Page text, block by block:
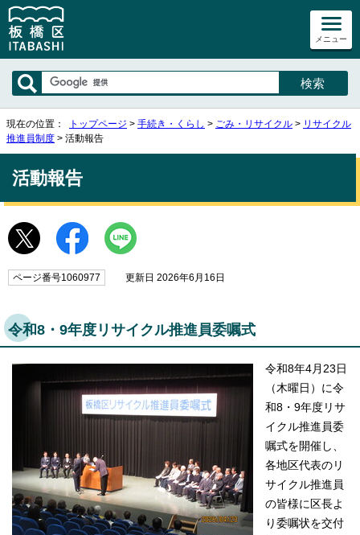
メニュー
現在の位置： トップページ > 手続き・くらし > ごみ・リサイクル > リサイクル
推進員制度 > 活動報告
活動報告
ページ番号1060977 更新日 2026年6月16日
令和8・9年度リサイクル推進員委嘱式
令和8年4月23日
（木曜日）に令
和8・9年度リサ
イクル推進員委
嘱式を開催し、
各地区代表のリ
サイクル推進員
の皆様に区長よ
り委嘱状を交付